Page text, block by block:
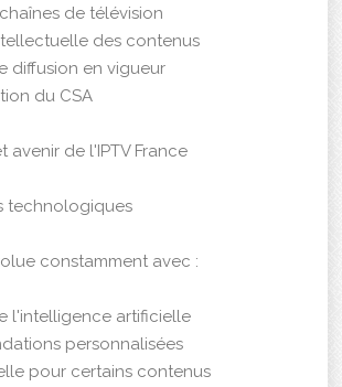
de télévision
des contenus
diffusion en vigueur
du CSA
avenir de l'IPTV France
technologiques
constamment avec :
l'intelligence artificielle
personnalisées
pour certains contenus